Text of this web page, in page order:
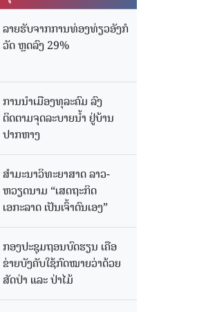
ລາຍຮັບຈາກການທ່ອງທ່ຽວອັງກໍ
ວັດ ຫຼດລົງ 29%
ການນໍາເມືອງທຸລະຄົມ ລົງ
ຕິດຕາມຈຸດລະບາຍນໍ້າ ຢູ່ບ້ານ
ປາກຫາງ
ສຳມະນາວິທະຍາສາດ ລາວ-
ຫວຽດນາມ “ເສດຖະກິດ
ເອກະລາດ ເປັນເຈົ້າຕົນເອງ”
ກອງປະຊຸມຖອນບົດຮຽນ ເຄືອ
ຂ່າຍບັງຄັບໃຊ້ກົດໝາຍວ່າດ້ວຍ
ສັດປ່າ ແລະ ປ່າໄມ້